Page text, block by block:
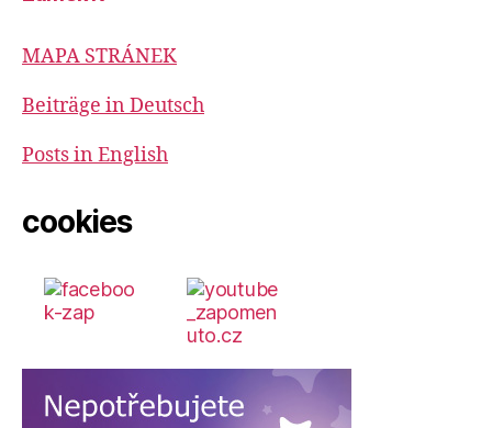
MAPA STRÁNEK
Beiträge in Deutsch
Posts in English
cookies